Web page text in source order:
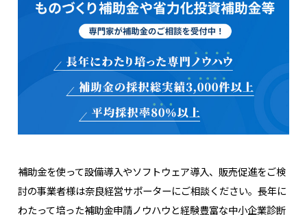
補助金を使って設備導入やソフトウェア導入、販売促進をご検
討の事業者様は奈良経営サポーターにご相談ください。長年に
わたって培った補助金申請ノウハウと経験豊富な中小企業診断